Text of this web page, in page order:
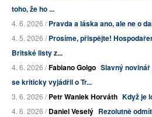
toho, že ho ...
4. 6. 2026 /Pravda a láska ano, ale ne o
4. 5. 2026 /Prosíme, přispějte!
Britské listy z...
4. 6. 2026 /Fabiano Golgo Slavný
se kriticky vyjádřil o Tr...
3. 6. 2026 /Petr Waniek Horváth Když je
4. 6. 2026 /Daniel Veselý Rezolutně